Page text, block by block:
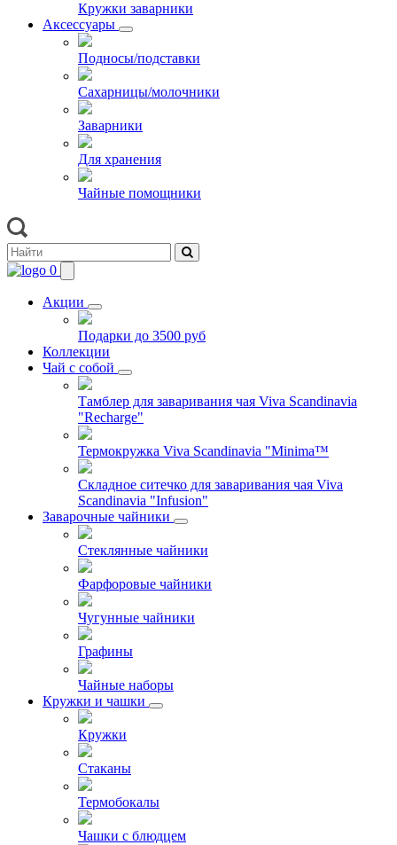
Кружки заварники
Аксессуары
Подносы/подставки
Сахарницы/молочники
Заварники
Для хранения
Чайные помощники
0
Акции
Подарки до 3500 руб
Коллекции
Чай с собой
Тамблер для заваривания чая Viva Scandinavia
"Recharge"
Термокружка Viva Scandinavia "Minima™
Складное ситечко для заваривания чая Viva
Scandinavia "Infusion"
Заварочные чайники
Стеклянные чайники
Фарфоровые чайники
Чугунные чайники
Графины
Чайные наборы
Кружки и чашки
Кружки
Стаканы
Термобокалы
Чашки с блюдцем